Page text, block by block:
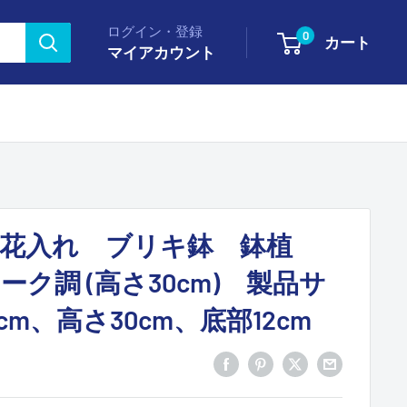
ログイン・登録
マイアカウント
0 カート
入れ ブリキ鉢 鉢植
ク調 (高さ30cm) 製品サ
、高さ30cm、底部12cm